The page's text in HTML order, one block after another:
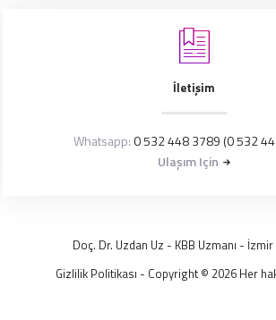
İletişim
Whatsapp: 0 532 448 3789 (0 532
Ulaşım Için
Doç. Dr. Uzdan Uz - KBB Uzmanı - İzmir
Gizlilik Politikası - Copyright © 2026 Her